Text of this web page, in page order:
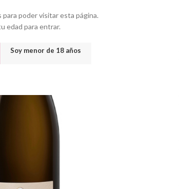
poder visitar esta página.
edad para entrar.
Soy menor de 18 años